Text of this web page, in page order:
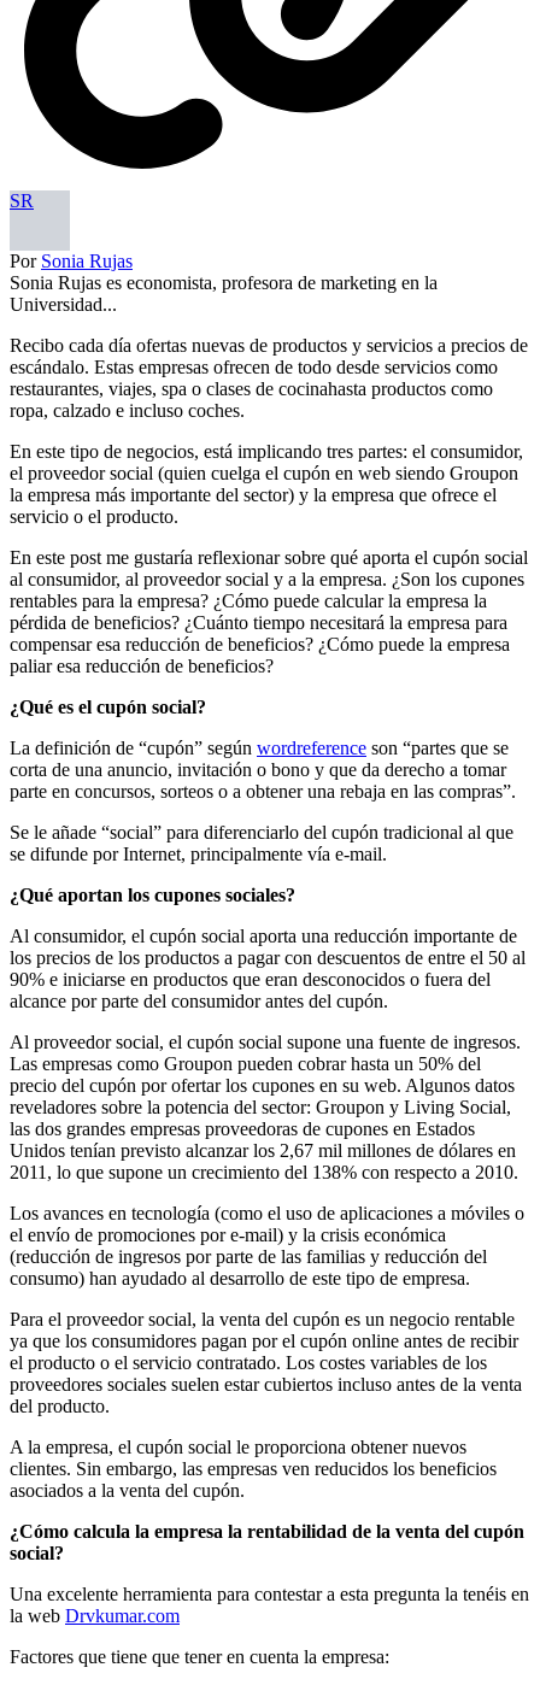
SR
Por Sonia Rujas
Sonia Rujas es economista, profesora de marketing en la
Universidad...
Recibo cada día ofertas nuevas de productos y servicios a precios de
escándalo. Estas empresas ofrecen de todo desde servicios como
restaurantes, viajes, spa o clases de cocinahasta productos como
ropa, calzado e incluso coches.
En este tipo de negocios, está implicando tres partes: el consumidor,
el proveedor social (quien cuelga el cupón en web siendo Groupon
la empresa más importante del sector) y la empresa que ofrece el
servicio o el producto.
En este post me gustaría reflexionar sobre qué aporta el cupón social
al consumidor, al proveedor social y a la empresa. ¿Son los cupones
rentables para la empresa? ¿Cómo puede calcular la empresa la
pérdida de beneficios? ¿Cuánto tiempo necesitará la empresa para
compensar esa reducción de beneficios? ¿Cómo puede la empresa
paliar esa reducción de beneficios?
¿Qué es el cupón social?
La definición de “cupón” según wordreference son “partes que se
corta de una anuncio, invitación o bono y que da derecho a tomar
parte en concursos, sorteos o a obtener una rebaja en las compras”.
Se le añade “social” para diferenciarlo del cupón tradicional al que
se difunde por Internet, principalmente vía e-mail.
¿Qué aportan los cupones sociales?
Al consumidor, el cupón social aporta una reducción importante de
los precios de los productos a pagar con descuentos de entre el 50 al
90% e iniciarse en productos que eran desconocidos o fuera del
alcance por parte del consumidor antes del cupón.
Al proveedor social, el cupón social supone una fuente de ingresos.
Las empresas como Groupon pueden cobrar hasta un 50% del
precio del cupón por ofertar los cupones en su web. Algunos datos
reveladores sobre la potencia del sector: Groupon y Living Social,
las dos grandes empresas proveedoras de cupones en Estados
Unidos tenían previsto alcanzar los 2,67 mil millones de dólares en
2011, lo que supone un crecimiento del 138% con respecto a 2010.
Los avances en tecnología (como el uso de aplicaciones a móviles o
el envío de promociones por e-mail) y la crisis económica
(reducción de ingresos por parte de las familias y reducción del
consumo) han ayudado al desarrollo de este tipo de empresa.
Para el proveedor social, la venta del cupón es un negocio rentable
ya que los consumidores pagan por el cupón online antes de recibir
el producto o el servicio contratado. Los costes variables de los
proveedores sociales suelen estar cubiertos incluso antes de la venta
del producto.
A la empresa, el cupón social le proporciona obtener nuevos
clientes. Sin embargo, las empresas ven reducidos los beneficios
asociados a la venta del cupón.
¿Cómo calcula la empresa la rentabilidad de la venta del cupón
social?
Una excelente herramienta para contestar a esta pregunta la tenéis en
la web Drvkumar.com
Factores que tiene que tener en cuenta la empresa: